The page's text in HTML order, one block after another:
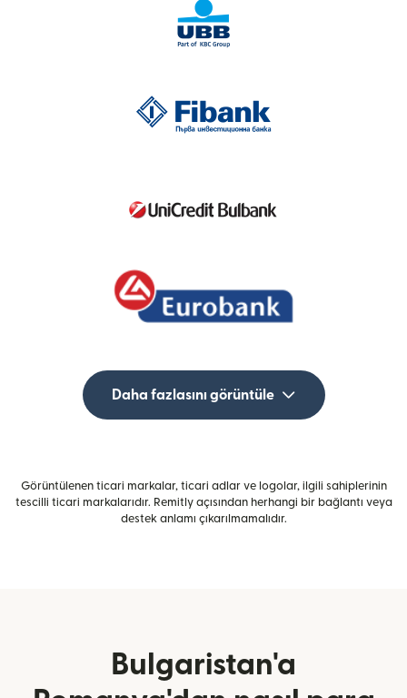
Daha fazlasını görüntüle
Görüntülenen ticari markalar, ticari adlar ve logolar, ilgili sahiplerinin
tescilli ticari markalarıdır. Remitly açısından herhangi bir bağlantı veya
destek anlamı çıkarılmamalıdır.
Bulgaristan'a